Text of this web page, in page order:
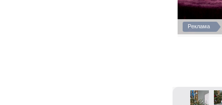
Реклама